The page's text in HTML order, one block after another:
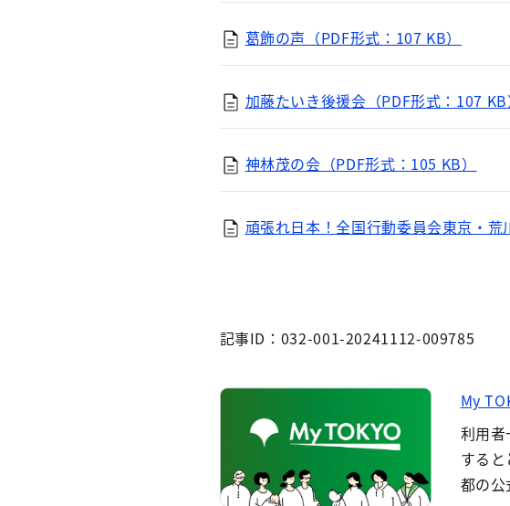
葛飾の声（PDF形式：107 KB）
加藤たいき後援会（PDF形式：107 KB
神林茂の会（PDF形式：105 KB）
頑張れ日本！全国行動委員会東京・荒
記事ID：032-001-20241112-009785
My
利用
する
都の公